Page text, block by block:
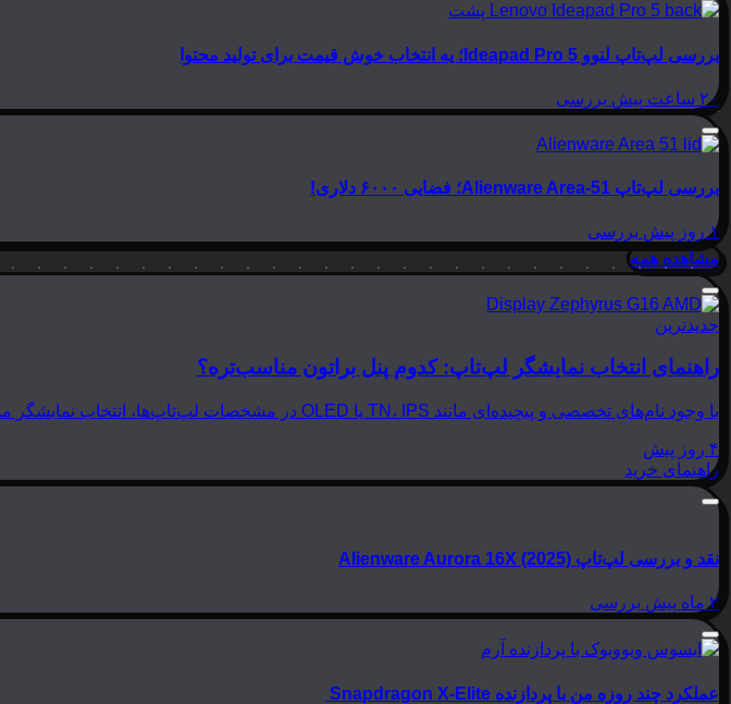
بررسی لپ‌تاپ لنوو Ideapad Pro 5؛ یه انتخاب خوش قیمت برای تولید محتوا
۲۰ ساعت پیش بررسی
بررسی لپ‌تاپ Alienware Area-51؛ فضایی ۶۰۰۰ دلاری!
۱ روز پیش
بررسی
مشاهده همه
جدیدترین
راهنمای انتخاب نمایشگر لپ‌تاپ: کدوم پنل براتون مناسب‌تره؟
با وجود نام‌های تخصصی و پیچیده‌ای مانند TN، IPS یا OLED در مشخصات لپ‌تاپ‌ها، انتخاب نمایشگر مناسب می‌تواند بسیار گیج‌کننده باشد. در این مقاله از بینوشا، قصد داریم به زبانی…
۴ روز پیش
راهنمای خرید
نقد و بررسی لپ‌تاپ Alienware Aurora 16X (2025)
۲ ماه پیش بررسی
عملکرد چند روزه من با پردازنده Snapdragon X-Elite